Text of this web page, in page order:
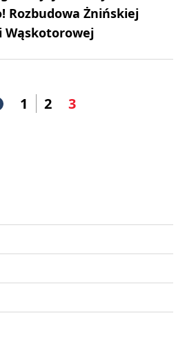
Rozbudowa Żnińskiej
Wąskotorowej
1 2 3